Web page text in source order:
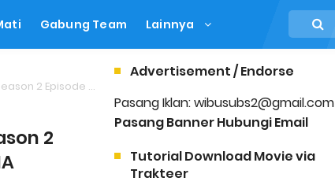
Gabung Team Lainnya
- SUBTITLE INDONESIA
2
Advertisement / Endorse
Pasang Iklan: wibusubs2@gmail.com
Pasang Banner Hubungi Email
Tutorial Download Movie via
Trakteer